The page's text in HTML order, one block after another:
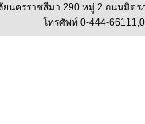
ยนครราชสีมา 290 หมู่ 2 ถนนมิตร
โทรศัพท์ 0-444-